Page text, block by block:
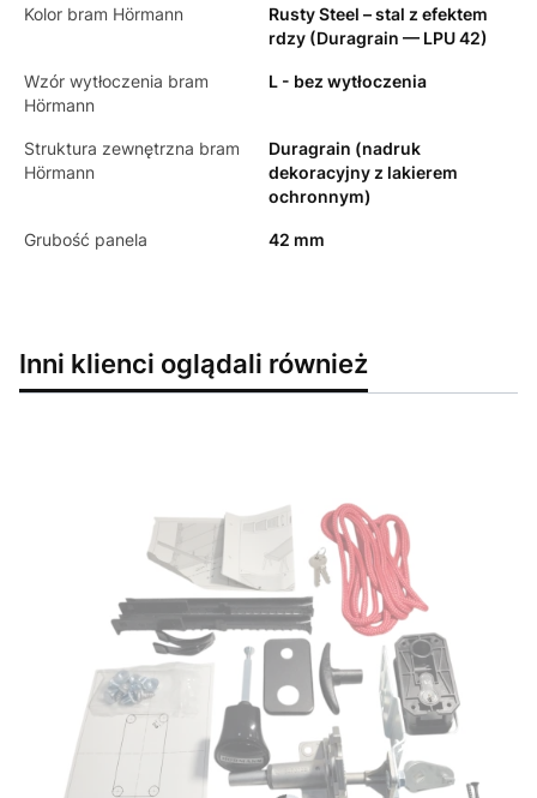
Kolor bram Hörmann
Rusty Steel – stal z efektem
rdzy (Duragrain — LPU 42)
Wzór wytłoczenia bram
Hörmann
L - bez wytłoczenia
Struktura zewnętrzna bram
Hörmann
Duragrain (nadruk
dekoracyjny z lakierem
ochronnym)
Grubość panela 42 mm
Inni klienci oglądali również